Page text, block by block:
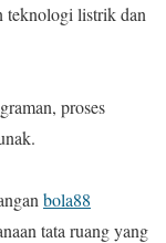
teknologi listrik dan
proses
bola88
tata ruang yang